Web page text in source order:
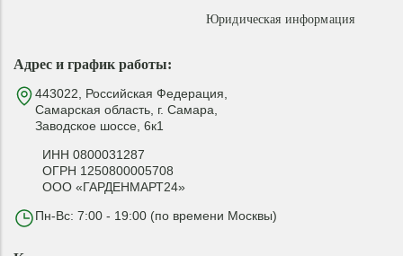
Адрес и график работы:
443022, Российская Федерация,
Самарская область, г. Самара,
Заводское шоссе, 6к1
ИНН 0800031287
ОГРН 1250800005708
ООО «ГАРДЕНМАРТ24»
Пн-Вс: 7:00 - 19:00 (по времени Москвы)
Юридическая информация